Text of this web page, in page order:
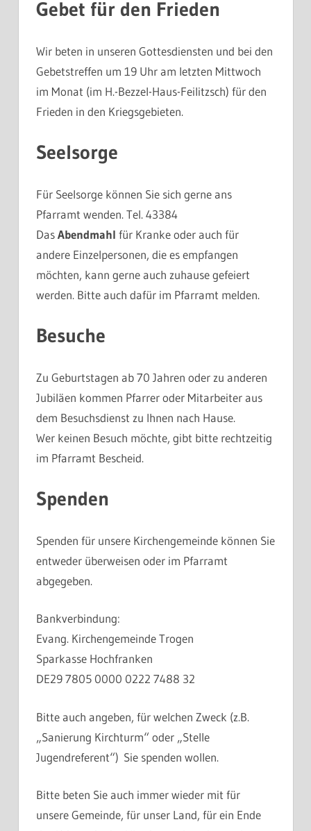
Gebet für den Frieden
Wir beten in unseren Gottesdiensten und bei den
Gebetstreffen um 19 Uhr am letzten Mittwoch
im Monat (im H.-Bezzel-Haus-Feilitzsch) für den
Frieden in den Kriegsgebieten.
Seelsorge
Für Seelsorge können Sie sich gerne ans
Pfarramt wenden. Tel. 43384
DasAbendmahl für Kranke oder auch für
andere Einzelpersonen, die es empfangen
möchten, kann gerne auch zuhause gefeiert
werden. Bitte auch dafür im Pfarramt melden.
Besuche
Zu Geburtstagen ab 70 Jahren oder zu anderen
Jubiläen kommen Pfarrer oder Mitarbeiter aus
dem Besuchsdienst zu Ihnen nach Hause.
Wer keinen Besuch möchte, gibt bitte rechtzeitig
im Pfarramt Bescheid.
Spenden
Spenden für unsere Kirchengemeinde können Sie
entweder überweisen oder im Pfarramt
abgegeben.
Bankverbindung:
Evang. Kirchengemeinde Trogen
Sparkasse Hochfranken
DE29 7805 0000 0222 7488 32
Bitte auch angeben, für welchen Zweck (z.B.
„Sanierung Kirchturm“ oder „Stelle
Jugendreferent“) Sie spenden wollen.
Bitte beten Sie auch immer wieder mit für
unsere Gemeinde, für unser Land, für ein Ende